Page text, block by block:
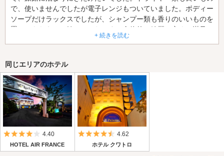
で、使いませんでしたが電子レンジもついていました。ボディー
ソープだけラックスでしたが、シャンプー類も香りのいいものを
置いてもらえると嬉しかったです。全体的に綺麗で安くて満足し
+ 続きを読む
同じエリアのホテル
5つ星のうち4
4.40
HOTEL AIR FRANCE
5つ星のうち4.5
4.62
ホテル クワトロ